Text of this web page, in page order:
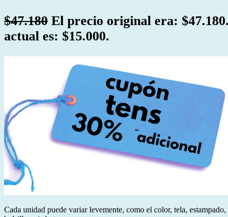
$47.180 El precio original era: $47.180.
actual es: $15.000.
Cada unidad puede variar levemente, como el color, tela,